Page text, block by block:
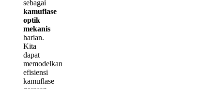
sebagai
kamuflase
optik
mekanis
harian.
Kita
dapat
memodelkan
efisiensi
kamuflase